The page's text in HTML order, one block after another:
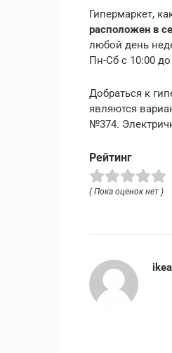
Гипермаркет,
расположен в
любой день
Пн-Сб с 10:00
Добраться к
являются
№374.
Рейтинг
( Пока оценок нет )